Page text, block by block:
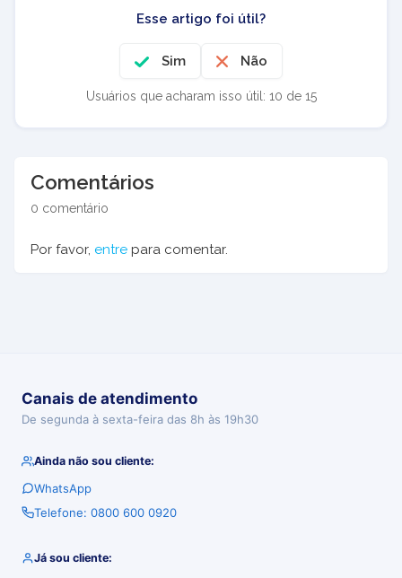
Esse artigo foi útil?
Sim Não
Usuários que acharam isso útil: 10 de 15
Comentários
0 comentário
Por favor, entre para comentar.
Canais de atendimento
De segunda à sexta-feira das 8h às 19h30
Ainda não sou cliente:
WhatsApp
Telefone: 0800 600 0920
Já sou cliente: